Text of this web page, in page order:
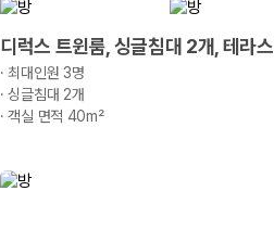
디럭스 트윈룸, 싱글침대 2개, 테라스
·최대인원 3명
·싱글침대 2개
·객실 면적 40m²